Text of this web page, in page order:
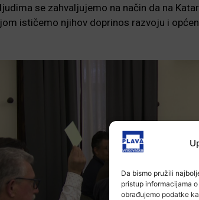
Da bismo pružili
pristup informacijama
obrađujemo podatke
se zahvaljujemo na način da na
ističemo njihov doprinos razvoju i